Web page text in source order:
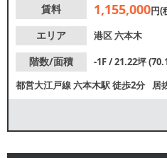
賃料 1,155,000円(
エリア
港区六本木
階数/面積
-1F / 21.22坪
都営大江戸線六本木駅徒歩2分 居